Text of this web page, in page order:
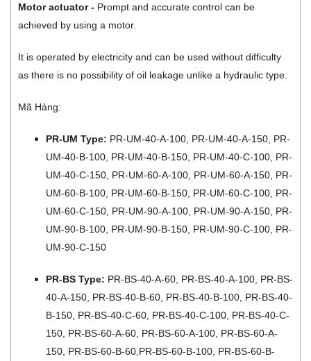
Motor actuator - Prompt and accurate control can be
achieved by using a motor.
It is operated by electricity and can be used without difficulty
as there is no possibility of oil leakage unlike a hydraulic type.
Mã Hàng:
PR-UM Type: PR-UM-40-A-100, PR-UM-40-A-150, PR-
UM-40-B-100, PR-UM-40-B-150, PR-UM-40-C-100, PR-
UM-40-C-150, PR-UM-60-A-100, PR-UM-60-A-150, PR-
UM-60-B-100, PR-UM-60-B-150, PR-UM-60-C-100, PR-
UM-60-C-150, PR-UM-90-A-100, PR-UM-90-A-150, PR-
UM-90-B-100, PR-UM-90-B-150, PR-UM-90-C-100, PR-
UM-90-C-150
PR-BS Type: PR-BS-40-A-60, PR-BS-40-A-100, PR-BS-
40-A-150, PR-BS-40-B-60, PR-BS-40-B-100, PR-BS-40-
B-150, PR-BS-40-C-60, PR-BS-40-C-100, PR-BS-40-C-
150, PR-BS-60-A-60, PR-BS-60-A-100, PR-BS-60-A-
150, PR-BS-60-B-60,PR-BS-60-B-100, PR-BS-60-B-